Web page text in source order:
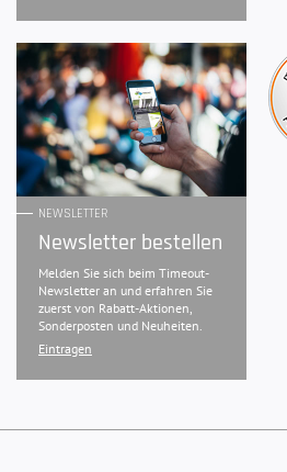
NEWSLETTER
Newsletter bestellen
Melden Sie sich beim Timeout-
Newsletter an und erfahren Sie
zuerst von Rabatt-Aktionen,
Sonderposten und Neuheiten.
Eintragen